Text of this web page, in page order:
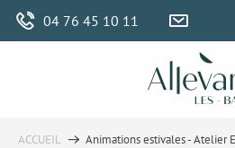
Aller
04 76 45 10 11
ACCUEIL Animations estivales - Atelier